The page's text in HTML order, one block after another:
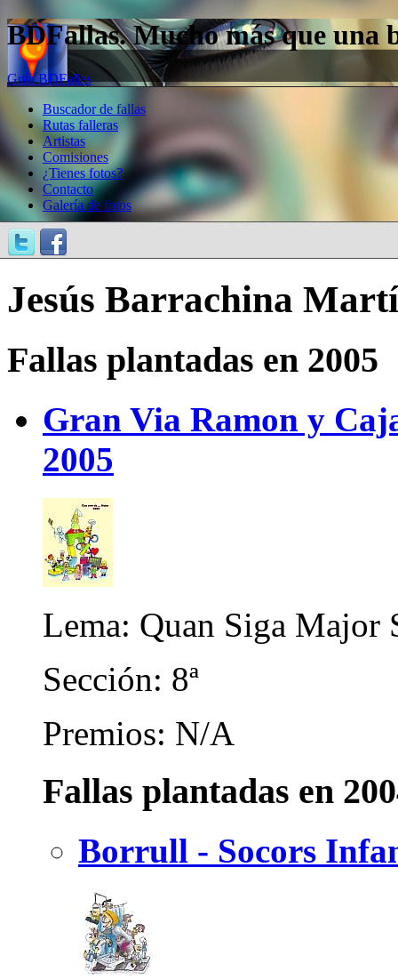
BDFallas. Mucho más que una
Guía BDFallas
Buscador de fallas
Rutas falleras
Artistas
Comisiones
¿Tienes fotos?
Contacto
Galería de fotos
Jesús Barrachina
Fallas plantadas en 2005
Gran Via Ramon y
2005
Lema: Quan Siga Major
Sección: 8ª
Premios: N/A
Fallas plantadas en
Borrull - Socors